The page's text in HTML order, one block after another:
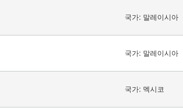
국가: 말레이시아
국가: 말레이시아
국가: 멕시코